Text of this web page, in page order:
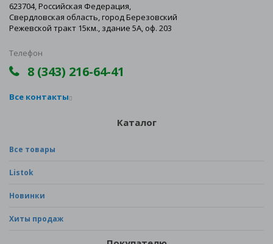
623704, Российская Федерация,
Свердловская область, город Березовский
Режевской тракт 15км., здание 5А, оф. 203
Телефон
8 (343) 216-64-41
Все контакты
Каталог
Все товары
Listok
Новинки
Хиты продаж